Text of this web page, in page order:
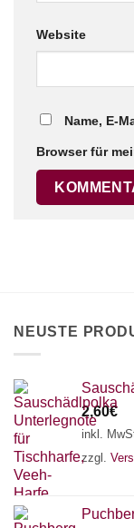
Website
Name, E-
Browser für
NEUSTE
2,60€
inkl.
zzgl.